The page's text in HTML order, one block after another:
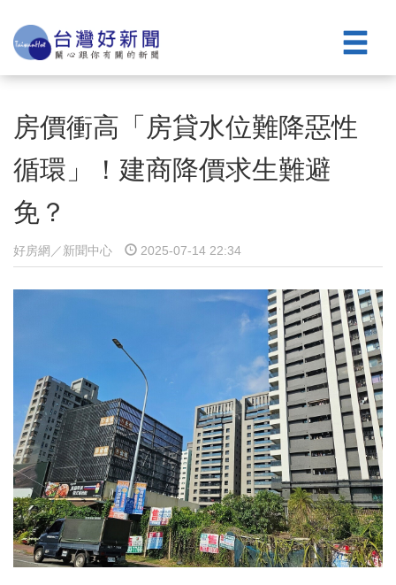
房價衝高「房貸水位難降惡性
循環」！建商降價求生難避
免？
好房網／新聞中心 2025-07-14 22:34